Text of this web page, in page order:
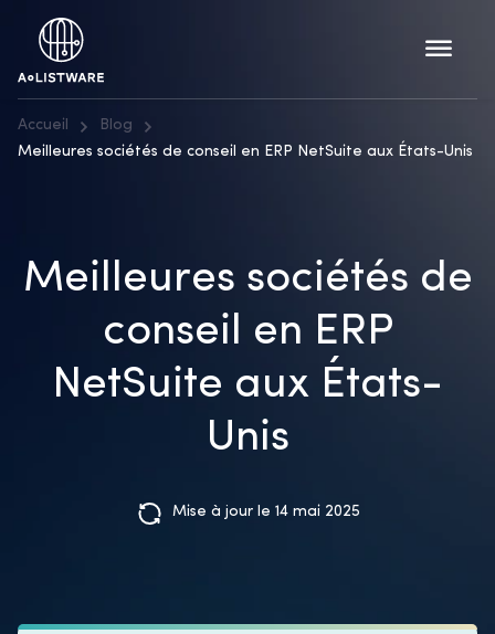
Accueil
Blog
Meilleures sociétés de conseil en ERP NetSuite aux États-Unis
Meilleures sociétés de
conseil en ERP
NetSuite aux États-
Unis
Mise à jour le 14 mai 2025